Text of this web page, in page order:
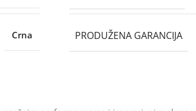
Crna PRODUŽENA GARANCIJA